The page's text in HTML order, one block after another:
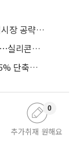
유럽서 키운 히트펌프…삼성·LG, 국내 주거시장 공략 ‘속도’
이재용·최태원·이해진, 美서 젠슨황 만난다⋯실리콘밸리 집결하는 AI리더
최정연 삼성전자 부사장 "PDK 리타기팅 95% 단축…에이전트 AI 시범 활용"
추가취재 원해요
0